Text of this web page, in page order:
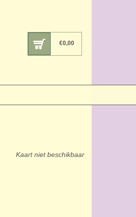
€0,00
Kaart niet beschikbaar